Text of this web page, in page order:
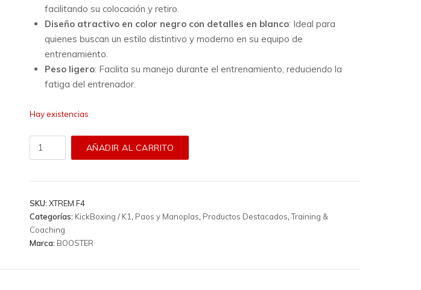
facilitando su colocación y retiro.
Diseño atractivo en color negro con detalles en blanco: Ideal para
quienes buscan un estilo distintivo y moderno en su equipo de
entrenamiento.
Peso ligero: Facilita su manejo durante el entrenamiento, reduciendo la
fatiga del entrenador.
Hay existencias
Paos
Xtrem
cantidad
AÑADIR AL CARRITO
SKU: XTREM F4
Categorías: KickBoxing / K1 Paos y Manoplas Productos Destacados ,Training &
Coaching
Marca: BOOSTER